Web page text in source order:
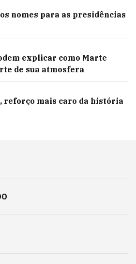
nomes para as presidências
explicar como Marte
de sua atmosfera
reforço mais caro da história